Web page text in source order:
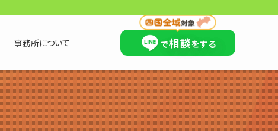
×
事務所について で相談をする